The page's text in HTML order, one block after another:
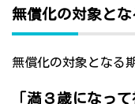
無償化の対象とな
無償化の対象となる
「満３歳になっ